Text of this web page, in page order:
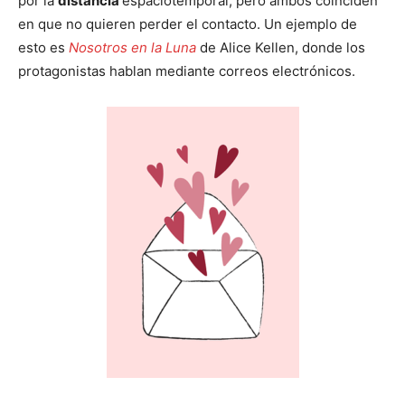
en que no quieren perder el contacto. Un ejemplo de
esto es Nosotros en la Luna de Alice Kellen, donde los
protagonistas hablan mediante correos electrónicos.